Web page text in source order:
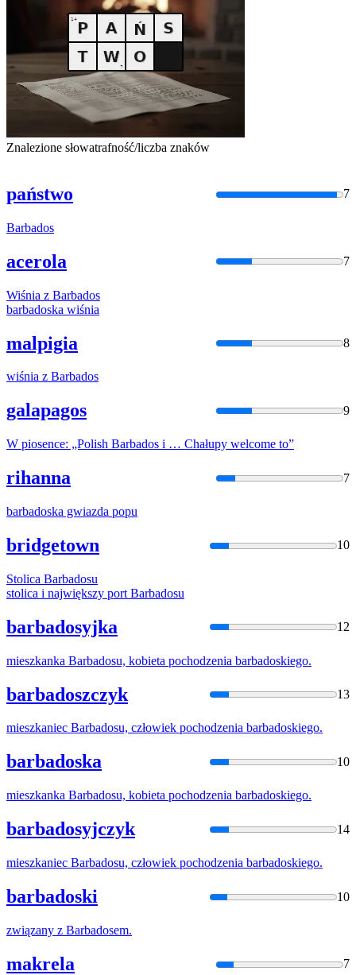
Znalezione słowatrafność/liczba znaków
państwo 7
Barbados
acerola 7
Wiśnia z Barbados
barbadoska wiśnia
malpigia 8
wiśnia z Barbados
galapagos 9
W piosence: „Polish Barbados i … Chałupy welcome to”
rihanna 7
barbadoska gwiazda popu
bridgetown 10
Stolica Barbadosu
stolica i największy port Barbadosu
barbadosyjka 12
mieszkanka Barbadosu, kobieta pochodzenia barbadoskiego.
barbadoszczyk 13
mieszkaniec Barbadosu, człowiek pochodzenia barbadoskiego.
barbadoska 10
mieszkanka Barbadosu, kobieta pochodzenia barbadoskiego.
barbadosyjczyk 14
mieszkaniec Barbadosu, człowiek pochodzenia barbadoskiego.
barbadoski 10
związany z Barbadosem.
makrela 7